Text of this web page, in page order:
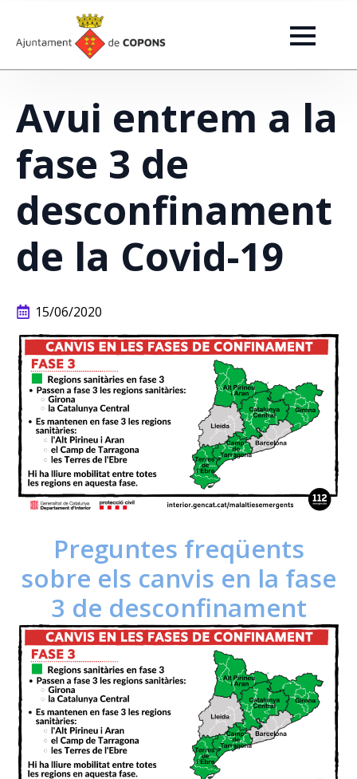
Avui entrem a la
fase 3 de
desconfinament
de la Covid-19
15/06/2020
Preguntes freqüents
sobre els canvis en la fase
3 de desconfinament